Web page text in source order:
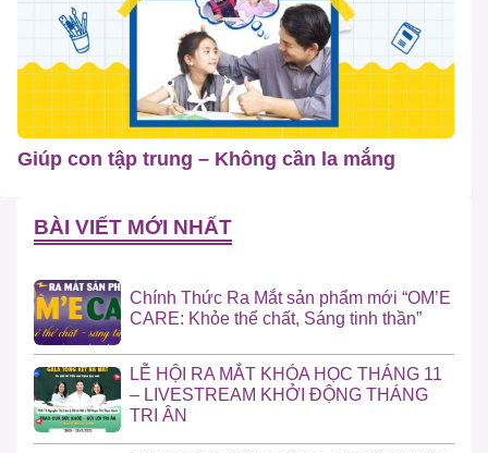
Giúp con tập trung – Không cần la mắng
BÀI VIẾT MỚI NHẤT
Chính Thức Ra Mắt sản phẩm mới “OM’E
CARE: Khỏe thể chất, Sáng tinh thần”
LỄ HỘI RA MẮT KHÓA HỌC THÁNG 11
– LIVESTREAM KHỞI ĐỘNG THÁNG
TRI ÂN